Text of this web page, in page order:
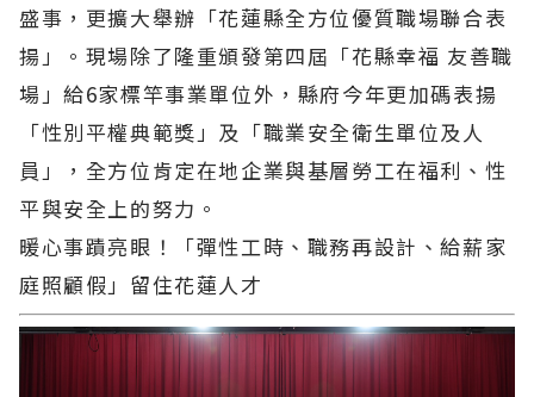
盛事，更擴大舉辦「花蓮縣全方位優質職場聯合表
揚」。現場除了隆重頒發第四屆「花縣幸福 友善職
場」給6家標竿事業單位外，縣府今年更加碼表揚
「性別平權典範獎」及「職業安全衛生單位及人
員」，全方位肯定在地企業與基層勞工在福利、性
平與安全上的努力。
暖心事蹟亮眼！「彈性工時、職務再設計、給薪家
庭照顧假」留住花蓮人才